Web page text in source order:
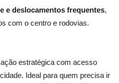
e deslocamentos frequentes,
com o centro e rodovias.
estratégica com acesso
Ideal para quem precisa ir